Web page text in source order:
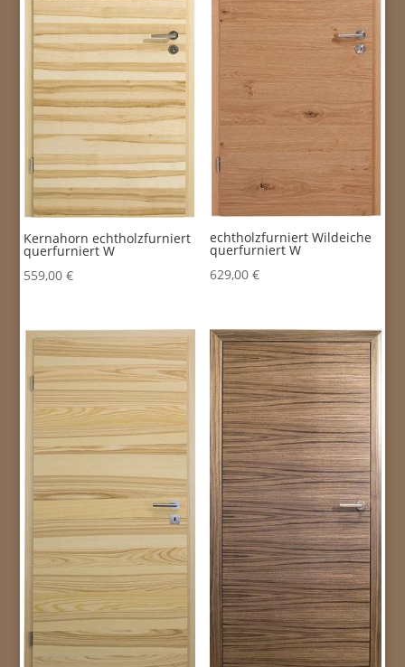
Kernahorn echtholzfurniert
querfurniert W
559,00€
echtholzfurniert Wildeiche
querfurniert W
629,00 €